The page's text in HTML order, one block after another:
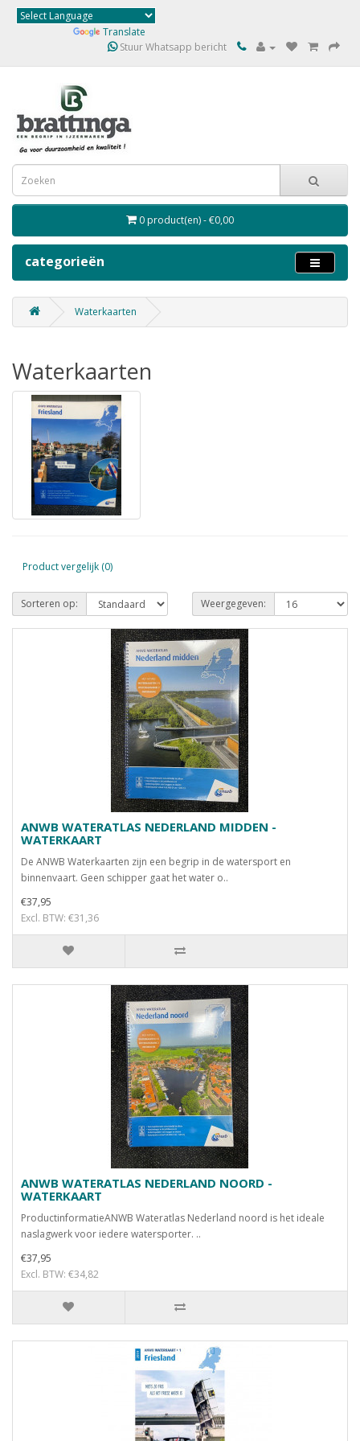
Translate
Stuur Whatsapp bericht
0 product(en) - €0,00
categorieën
Waterkaarten
Waterkaarten
Product vergelijk (0)
Sorteren op: Weergegeven:
ANWB WATERATLAS NEDERLAND MIDDEN -
WATERKAART
De ANWB Waterkaarten zijn een begrip in de watersport en
binnenvaart. Geen schipper gaat het water o..
€37,95
Excl. BTW: €31,36
ANWB WATERATLAS NEDERLAND NOORD -
WATERKAART
ProductinformatieANWB Wateratlas Nederland noord is het ideale
naslagwerk voor iedere watersporter. ..
€37,95
Excl. BTW: €34,82